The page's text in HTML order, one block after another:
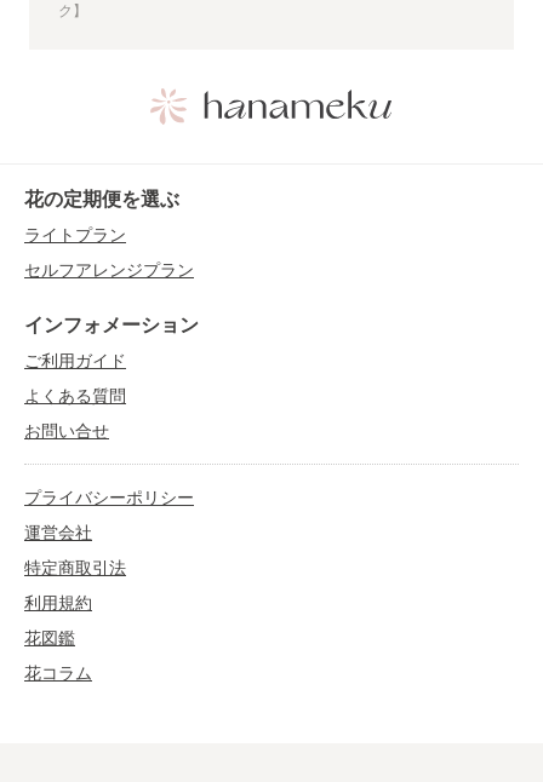
ク】
花の定期便を選ぶ
ライトプラン
セルフアレンジプラン
インフォメーション
ご利用ガイド
よくある質問
お問い合せ
プライバシーポリシー
運営会社
特定商取引法
利用規約
花図鑑
花コラム